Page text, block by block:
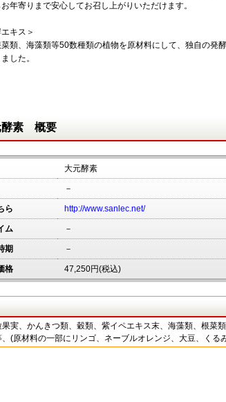
年寄りまで安心してお召し上がりいただけます。
キス＞
類、海藻類等50数種類の植物を原材料にして、独自の発
した。
酵素 概要
大元酵素
－
ら http://www.sanlec.net/
ム －
期 －
格 47,250円(税込)
実、かんきつ類、穀類、紫イペエキス末、海藻類、根菜類
(原材料の一部にリンゴ、ネーブルオレンジ、大豆、くる